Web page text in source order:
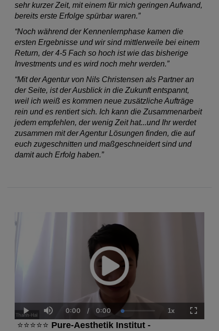
sehr kurzer Zeit, mit einem für mich geringen Aufwand,
bereits erste Erfolge spürbar waren.”
“Noch während der Kennenlernphase kamen die
ersten Ergebnisse und wir sind mittlerweile bei einem
Return, der 4-5 Fach so hoch ist wie das bisherige
Investments und es wird noch mehr werden.”
“Mit der Agentur von Nils Christensen als Partner an
der Seite, ist der Ausblick in die Zukunft entspannt,
weil ich weiß es kommen neue zusätzliche Aufträge
rein und es rentiert sich. Ich kann die Zusammenarbeit
jedem empfehlen, der wenig Zeit hat...und Ihr werdet
zusammen mit der Agentur Lösungen finden, die auf
euch zugeschnitten und maßgeschneidert sind und
damit auch Erfolg haben.”
Play Mute
Current
Time
0:00 / Duration
0:00 Loaded
0.00%
1xPlayback
Rate
⭐⭐⭐⭐⭐ Pure-Aesthetik Institut -